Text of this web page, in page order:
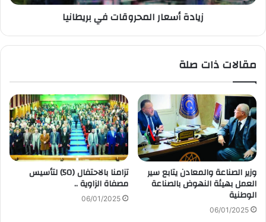
زيادة أسعار المحروقات في بريطانيا
مقالات ذات صلة
وزير الصناعة والمعادن يتابع سير
العمل بهيئة النهوض بالصناعة
الوطنية
06/01/2025
تزامنا بالاحتفال (50) لتأسيس
مصفاة الزاوية ..
06/01/2025